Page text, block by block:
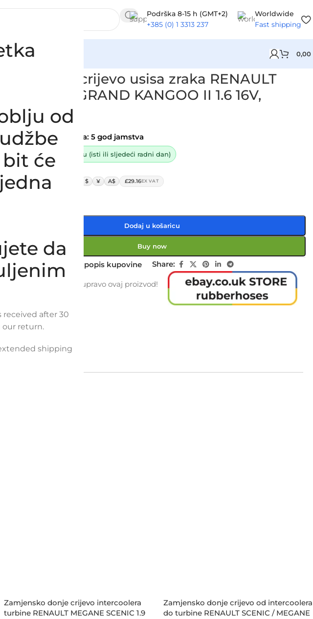
od
bit će
da
received after 30
our return.
shipping
Podrška 8-15 h (GMT+2)
+385 (0) 1 3313 237
Worldwide
Fast shipping
0,00
KANGOO II 1.6 16V, 8200583561
Zamjensko crijevo usisa zraka RENAULT
KANGOO / GRAND KANGOO II 1.6 16V,
13-1-68/ob
Stanje:Novo |Garancija: 5 god jamstva
Dostupno uz narudžbu (isti ili sljedeći radni dan)
42,50€ $ ¥ A$ £29.16EX VAT
€ex VAT
Dodaj u košaricu
Buy now
Usporedi Dodaj na popis kupovine Share:
Osoba gleda upravo ovaj proizvod!
plaćanja:
16V
Zamjensko donje crijevo intercoolera
turbine RENAULT MEGANE SCENIC 1.9
Zamjensko donje crijevo od intercoolera
do turbine RENAULT SCENIC / MEGANE